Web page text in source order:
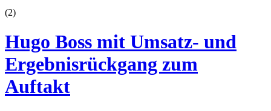
(2)
Hugo Boss mit Umsatz- und
Ergebnisrückgang zum
Auftakt